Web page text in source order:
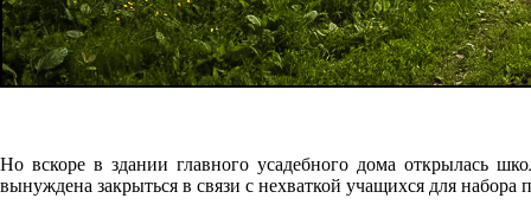
Но вскоре в здании главного усадебного дома открылась
вынуждена закрыться в связи с нехваткой учащихся для набора